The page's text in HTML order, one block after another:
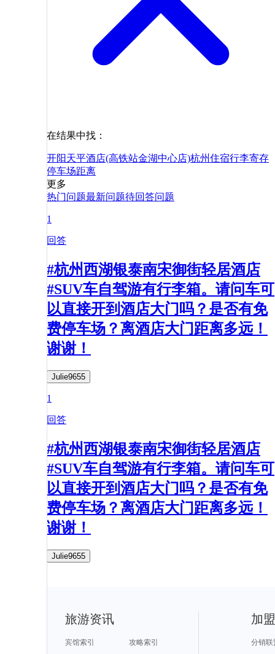
在结果中找：
开阳天平酒店(高铁站金湖中心店)杭州住宿行李寄存
停车场距离
更多
热门问题最新问题待回答问题
1
回答
#杭州西湖银泰南宋御街轻居酒店
#SUV车自驾游有行李箱。请问车可
以直接开到酒店大门吗？是否有免
费停车场？离酒店大门距离多远！
谢谢！
Julie9655
1
回答
#杭州西湖银泰南宋御街轻居酒店
#SUV车自驾游有行李箱。请问车可
以直接开到酒店大门吗？是否有免
费停车场？离酒店大门距离多远！
谢谢！
Julie9655
旅游资讯
宾馆索引
攻略索引
加
分销联